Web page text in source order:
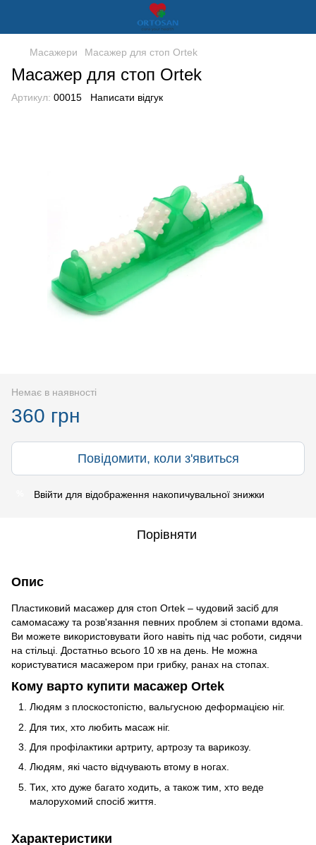
Масажери Масажер для стоп Ortek
Масажер для стоп Ortek
Артикул: 00015 Написати відгук
Немає в наявності
360 грн
Повідомити, коли з'явиться
Ввійти для відображення накопичувальної знижки
Порівняти
Опис
Пластиковий масажер для стоп Ortek – чудовий засіб для
самомасажу та розв'язання певних проблем зі стопами вдома.
Ви можете використовувати його навіть під час роботи, сидячи
на стільці. Достатньо всього 10 хв на день. Не можна
користуватися масажером при грибку, ранах на стопах.
Кому варто купити масажер Ortek
Людям з плоскостопістю, вальгусною деформацією ніг.
Для тих, хто любить масаж ніг.
Для профілактики артриту, артрозу та варикозу.
Людям, які часто відчувають втому в ногах.
Тих, хто дуже багато ходить, а також тим, хто веде
малорухомий спосіб життя.
Характеристики